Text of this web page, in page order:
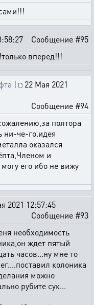
Сообщение #95
вперед!!!
|
22 Мая 2021
Сообщение #94
полтора
ни-че-го.идея
оказался
и
его ибо не вижу
2021 12:57:45
Сообщение #93
необходимость
ждет пятый
часов...ну мне то
колоника
можно
рубите сук...